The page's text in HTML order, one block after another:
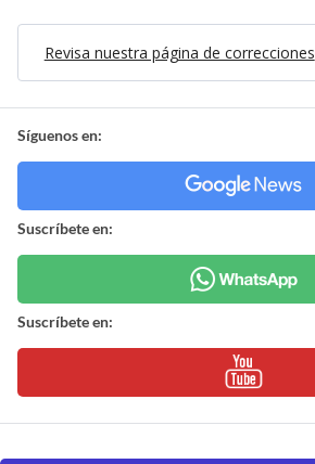
Revisa nuestra página de correcciones
Síguenos en:
Suscríbete en:
Suscríbete en: